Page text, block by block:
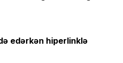
edərkən hiperlinklə